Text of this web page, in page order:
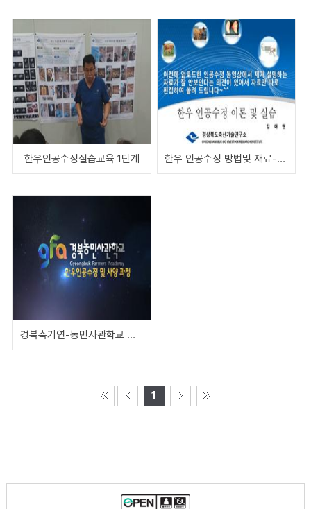
한우인공수정실습교육 1단계 한우 인공수정 방법및 재료-(PPT자료)
경북축기연-농민사관학교 교육콘텐츠 19. 한우인공수정 및 사양 과정안내
1